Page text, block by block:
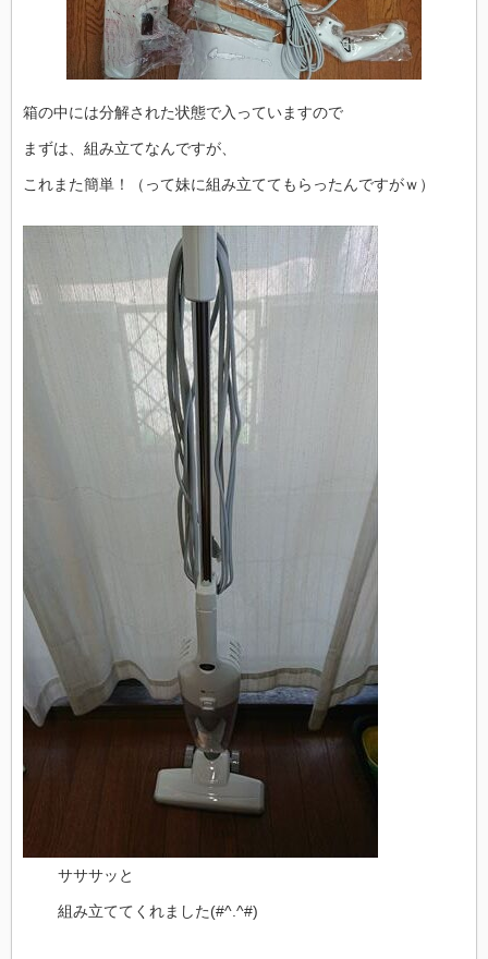
箱の中には分解された状態で入っていますので
まずは、組み立てなんですが、
これまた簡単！（って妹に組み立ててもらったんですがｗ）
サササッと
組み立ててくれました(#^.^#)